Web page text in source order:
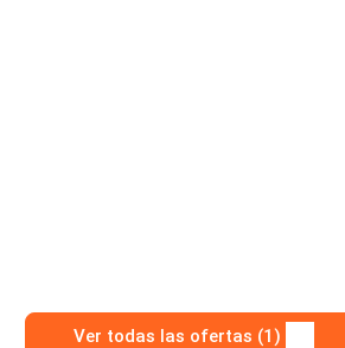
Ver todas las ofertas (1)